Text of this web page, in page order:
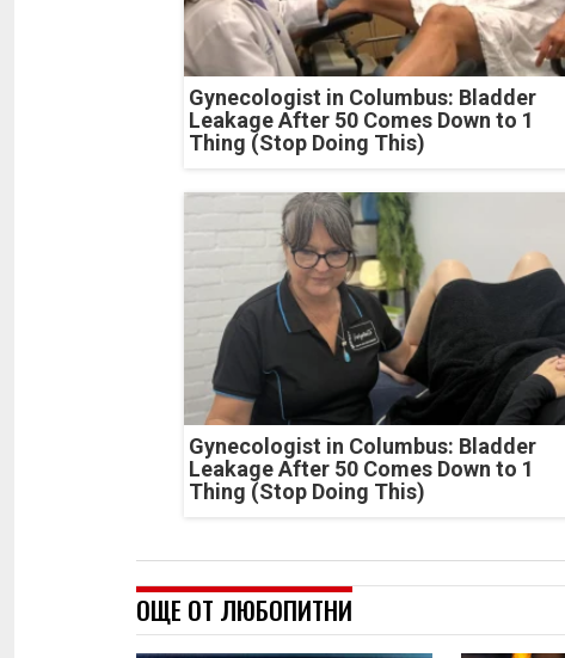
Gynecologist in Columbus: Bladder
Leakage After 50 Comes Down to 1
Thing (Stop Doing This)
Gynecologist in Columbus: Bladder
Leakage After 50 Comes Down to 1
Thing (Stop Doing This)
ОЩЕ ОТ ЛЮБОПИТНИ